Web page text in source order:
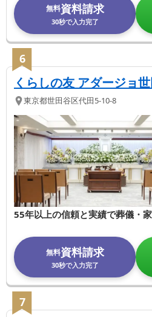
無料資料請求
30秒で入力完了
6
くらしの友 アダージョ
東京都世田谷区代田5-10-8
55年以上の信頼と実績で葬儀・家
無料資料請求
30秒で入力完了
7